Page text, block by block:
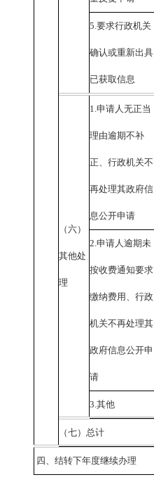
5.要求行政机关
确认或重新出具
已获取信息
（六）
其他处
理
1.申请人无正当
理由逾期不补
正、行政机关不
再处理其政府信
息公开申请
2.申请人逾期未
按收费通知要求
缴纳费用、行政
机关不再处理其
政府信息公开申
请
3.其他
（七）总计
四、结转下年度继续办理